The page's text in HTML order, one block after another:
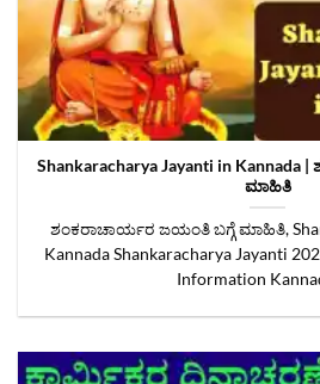
Shankaracharya Jayanti in Kannada
ಮಾಹಿತಿ
ಶಂಕರಾಚಾರ್ಯರ ಜಯಂತಿ ಬಗ್ಗೆ ಮಾಹಿತಿ,
Kannada Shankaracharya Jayanti
Information